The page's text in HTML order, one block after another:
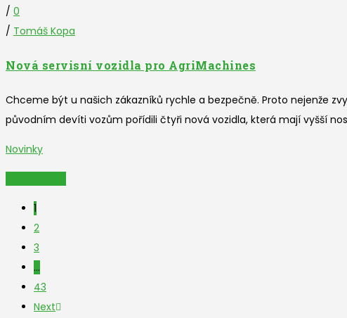
/ 0
/ Tomáš Kopa
Nová servisní vozidla pro AgriMachines
Chceme být u našich zákazníků rychle a bezpečně. Proto nejenže
původním devíti vozům pořídili čtyři nová vozidla, která mají vyšší
Novinky
1
2
3
…
43
Next